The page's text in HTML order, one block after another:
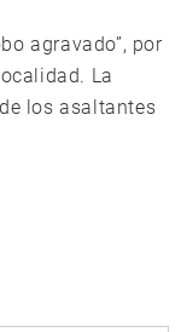
agravado”, por
La
los asaltantes